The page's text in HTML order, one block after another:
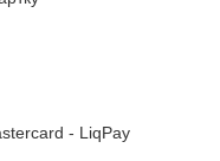
- LiqPay